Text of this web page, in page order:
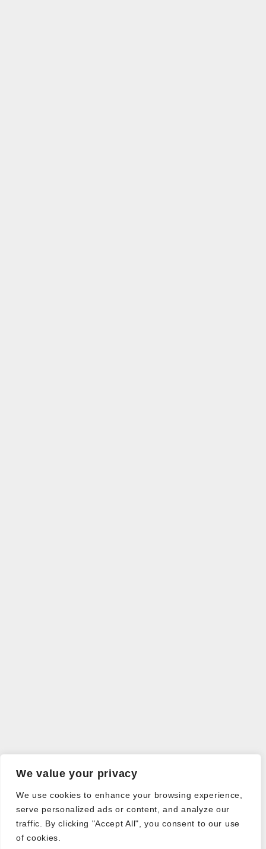
We value your privacy
We use cookies to enhance your browsing experience,
serve personalized ads or content, and analyze our
traffic. By clicking "Accept All", you consent to our use
of cookies.